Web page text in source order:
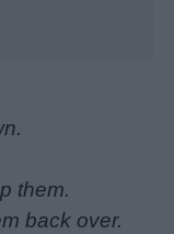
them.
back over.